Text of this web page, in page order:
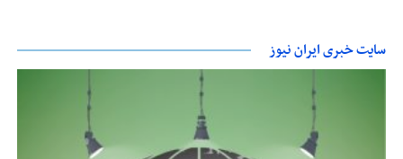
سایت خبری ایران نیوز